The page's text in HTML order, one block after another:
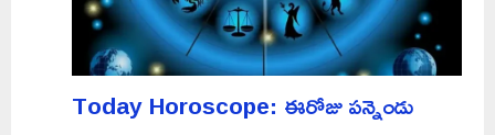
Today Horoscope: ఈరోజు పన్నెండు